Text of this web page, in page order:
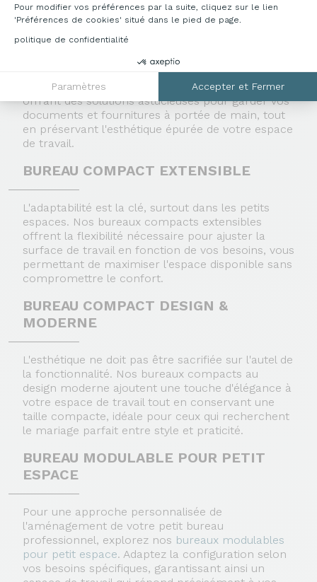
Pour modifier vos préférences par la suite, cliquez sur le lien
'Préférences de cookies' situé dans le pied de page.
politique de confidentialité
Paramètres Accepter et Fermer
BUREAU COMPACT AVEC RANGEMENT
Le désordre n'a pas sa place dans un bureau
professionnel bien organisé. Découvrez nos
bureaux compacts avec rangementintégré,
offrant des solutions astucieuses pour garder vos
documents et fournitures à portée de main, tout
en préservant l'esthétique épurée de votre espace
de travail.
BUREAU COMPACT EXTENSIBLE
L'adaptabilité est la clé, surtout dans les petits
espaces. Nos bureaux compacts extensibles
offrent la flexibilité nécessaire pour ajuster la
surface de travail en fonction de vos besoins, vous
permettant de maximiser l'espace disponible sans
compromettre le confort.
BUREAU COMPACT DESIGN &
MODERNE
L'esthétique ne doit pas être sacrifiée sur l'autel de
la fonctionnalité. Nos bureaux compacts au
design moderne ajoutent une touche d'élégance à
votre espace de travail tout en conservant une
taille compacte, idéale pour ceux qui recherchent
le mariage parfait entre style et praticité.
BUREAU MODULABLE POUR PETIT
ESPACE
Pour une approche personnalisée de
l'aménagement de votre petit bureau
professionnel, explorez nos bureaux modulables
pour petit espace. Adaptez la configuration selon
vos besoins spécifiques, garantissant ainsi un